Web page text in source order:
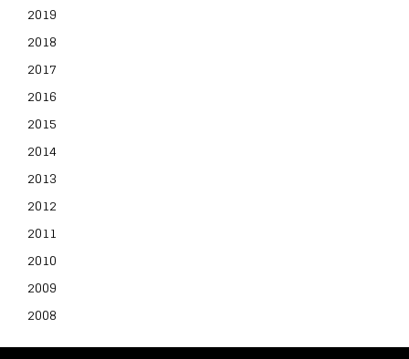
2019
2018
2017
2016
2015
2014
2013
2012
2011
2010
2009
2008